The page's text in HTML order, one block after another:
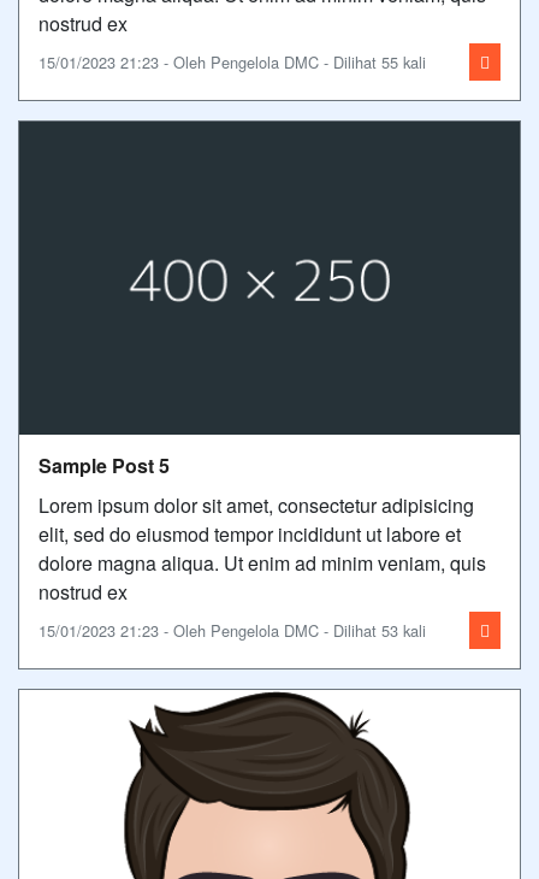
nostrud ex
15/01/2023 21:23 - Oleh Pengelola DMC - Dilihat 55 kali
Sample Post 5
Lorem ipsum dolor sit amet, consectetur adipisicing
elit, sed do eiusmod tempor incididunt ut labore et
dolore magna aliqua. Ut enim ad minim veniam, quis
nostrud ex
15/01/2023 21:23 - Oleh Pengelola DMC - Dilihat 53 kali